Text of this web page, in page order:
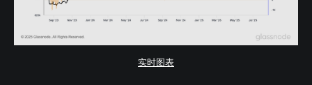
实时图表